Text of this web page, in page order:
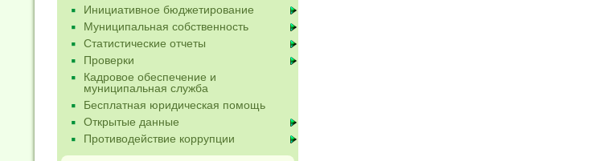
Инициативное бюджетирование
Муниципальная собственность
Статистические отчеты
Проверки
Кадровое обеспечение и
муниципальная служба
Бесплатная юридическая помощь
Открытые данные
Противодействие коррупции